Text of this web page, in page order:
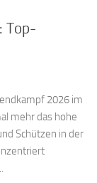
Top-
2026 im
mehr das hohe
Schützen in der